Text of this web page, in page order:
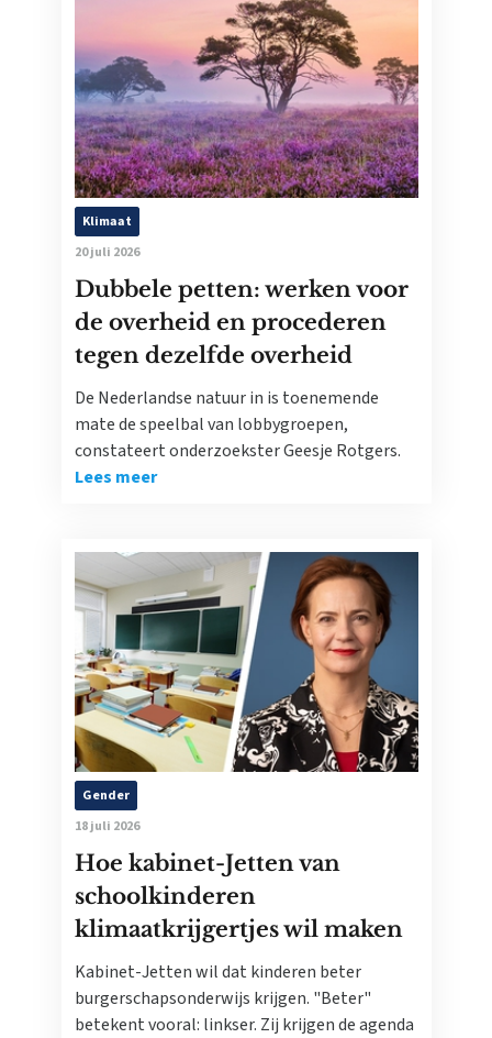
Klimaat
20 juli 2026
Dubbele petten: werken voor
de overheid en procederen
tegen dezelfde overheid
De Nederlandse natuur in is toenemende
mate de speelbal van lobbygroepen,
constateert onderzoekster Geesje Rotgers.
Lees meer
Gender
18 juli 2026
Hoe kabinet-Jetten van
schoolkinderen
klimaatkrijgertjes wil maken
Kabinet-Jetten wil dat kinderen beter
burgerschapsonderwijs krijgen. "Beter"
betekent vooral: linkser. Zij krijgen de agenda